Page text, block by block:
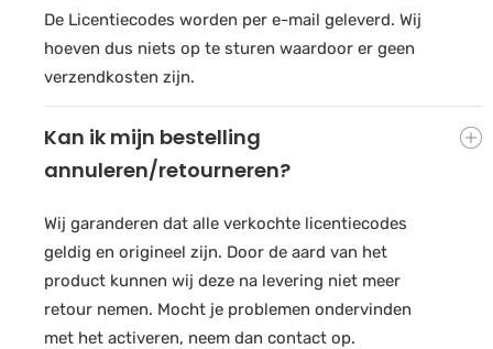
De Licentiecodes worden per e-mail geleverd. Wij
hoeven dus niets op te sturen waardoor er geen
verzendkosten zijn.
Kan ik mijn bestelling
annuleren/retourneren?
Wij garanderen dat alle verkochte licentiecodes
geldig en origineel zijn. Door de aard van het
product kunnen wij deze na levering niet meer
retour nemen. Mocht je problemen ondervinden
met het activeren, neem dan contact op.